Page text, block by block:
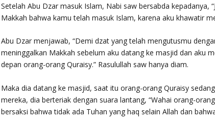
Setelah Abu Dzar masuk Islam, Nabi saw bersabda kepadanya,
Makkah bahwa kamu telah masuk Islam, karena aku khawatir
Abu Dzar menjawab, “Demi dzat yang telah mengutusmu
meninggalkan Makkah sebelum aku datang ke masjid dan aku
depan orang-orang Quraisy.” Rasulullah saw hanya diam.
Maka dia datang ke masjid, saat itu orang-orang Quraisy
mereka, dia berteriak dengan suara lantang, “Wahai orang-
bersaksi bahwa tidak ada Tuhan yang haq selain Allah dan